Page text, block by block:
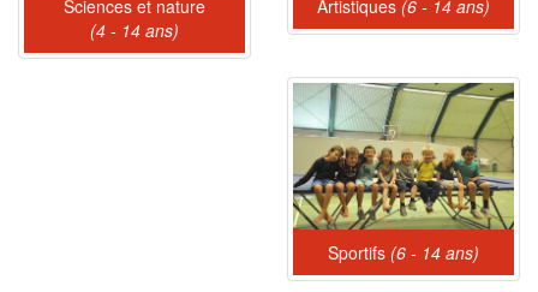
Sciences et nature
(4 - 14 ans)
Artistiques (6 - 14 ans)
Sportifs (6 - 14 ans)